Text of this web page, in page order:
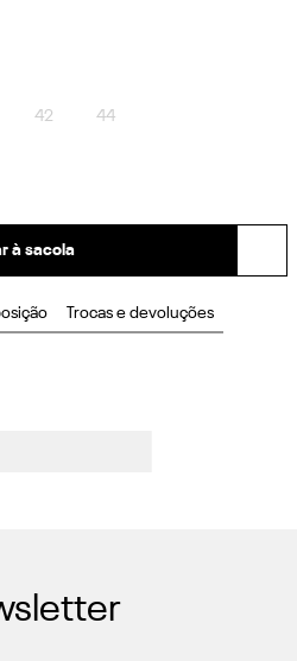
42 44
à sacola
Trocas e devoluções